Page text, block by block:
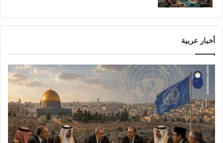
أخبار عربية